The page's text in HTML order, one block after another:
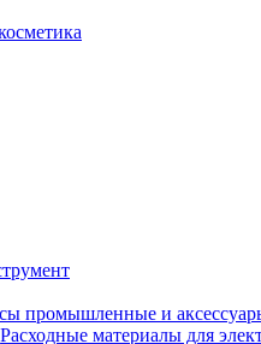
промышленные и
Расходные материалы для